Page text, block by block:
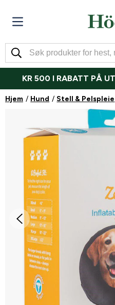
KR 500 I RABATT PÅ
Hjem Hund Stell & Pelspleie